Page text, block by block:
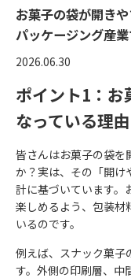
お菓子の袋が開き
パッケージング産
2026.06.30
ポイント1：お
なっている理由
皆さんはお菓子の袋を
か？実は、その「開け
計に基づいています。
楽しめるよう、包装材
いるのです。
例えば、スナック菓子
す。外側の印刷層、